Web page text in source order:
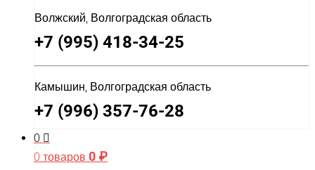
Волжский, Волгоградская область
+7 (995) 418-34-25
Камышин, Волгоградская область
+7 (996) 357-76-28
0
0 товаров 0 ₽